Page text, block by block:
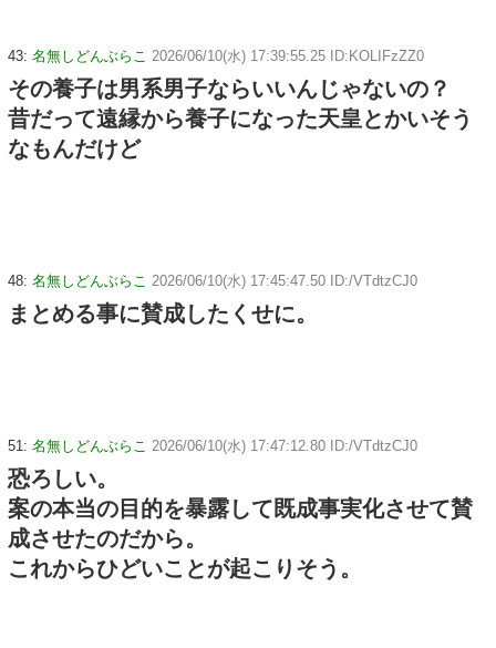
43: 名無しどんぶらこ 2026/06/10(水) 17:39:55.25 ID:KOLIFzZZ0
その養子は男系男子ならいいんじゃないの？
昔だって遠縁から養子になった天皇とかいそう
なもんだけど
48: 名無しどんぶらこ 2026/06/10(水) 17:45:47.50 ID:/VTdtzCJ0
まとめる事に賛成したくせに。
51: 名無しどんぶらこ 2026/06/10(水) 17:47:12.80 ID:/VTdtzCJ0
恐ろしい。
案の本当の目的を暴露して既成事実化させて賛
成させたのだから。
これからひどいことが起こりそう。